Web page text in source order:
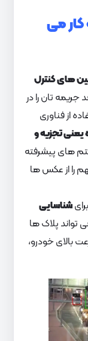
می
های کنترل
جریمه تان را در
از فناوری
یعنی تجزیه و
های پیشرفته
را از عکس ها
شناسایی
تواند پلاک ها
بالای خودرو،